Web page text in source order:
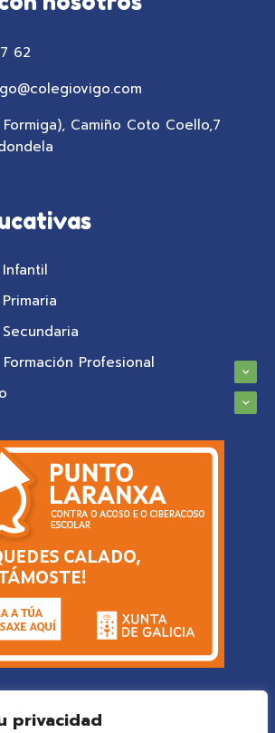
privacidad
62
Formiga), Camiño Coto Coello,7
Profesional